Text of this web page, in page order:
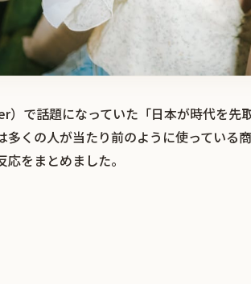
で話題になっていた「日本が時代を先
多くの人が当たり前のように使っている
をまとめました。